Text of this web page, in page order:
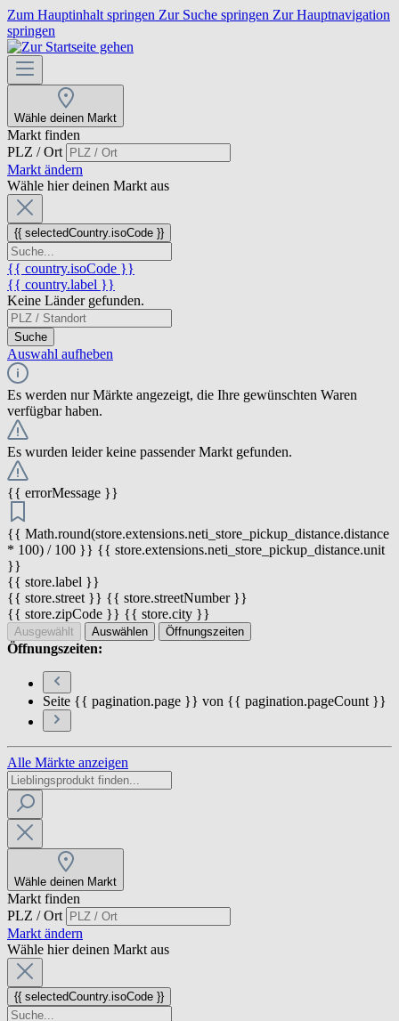
Zum Hauptinhalt springen Zur Suche springen Zur Hauptnavigation
springen
Wähle deinen Markt
Markt finden
PLZ / Ort
Markt ändern
Wähle hier deinen Markt aus
{{ selectedCountry.isoCode }}
{{ country.isoCode }}
{{ country.label }}
Keine Länder gefunden.
Suche
Auswahl aufheben
Es werden nur Märkte angezeigt, die Ihre gewünschten Waren
verfügbar haben.
Es wurden leider keine passender Markt gefunden.
{{ errorMessage }}
{{ Math.round(store.extensions.neti_store_pickup_distance.distance
* 100) / 100 }} {{ store.extensions.neti_store_pickup_distance.unit
}}
{{ store.label }}
{{ store.street }} {{ store.streetNumber }}
{{ store.zipCode }} {{ store.city }}
Ausgewählt Auswählen Öffnungszeiten
Öffnungszeiten:
Seite {{ pagination.page }} von {{ pagination.pageCount }}
Alle Märkte anzeigen
Wähle deinen Markt
Markt finden
PLZ / Ort
Markt ändern
Wähle hier deinen Markt aus
{{ selectedCountry.isoCode }}